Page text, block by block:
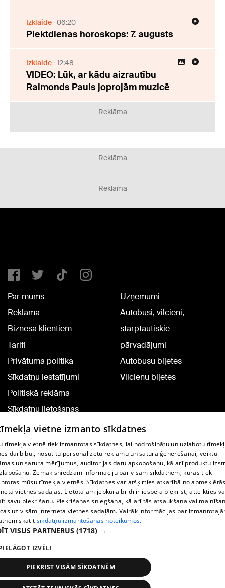
Izklaide 06:20
Piektdienas horoskops: 7. augusts
Izklaide 12:48
VIDEO: Lūk, ar kādu aizrautību
Raimonds Pauls joprojām muzicē
Reklāma
Reklāma
Reklāma
Par mums
Reklāma
Biznesa klientiem
Tarifi
Privātuma politika
Sīkdatņu iestatījumi
Politiskā reklāma
Sīkdatņu lietošanas
noteikumi
Komentāru pievienošana
Uzņēmumi
Autobusi, vilcieni,
starptautiskie
pārvadājumi
Autobusu biļetes
Vilcienu biļetes
TV programma
Līguma noteikumi
360 Ziņu kontakti
Helio Media
Portāla palīdzības dienests: e-pasts -
All rights reserved.
vietne izmanto sīkdatnes
tīmekļa vietnē tiek izmantotas sīkdatnes, lai nodrošinātu un uzlabotu
darbību., nosūtītu personalizētu reklāmu un satura ģenerēšanai, veiktu
un satura mērījumus, auditorijas datu apkopošanu, kā arī produktu
Zemāk sniedzam informāciju par visām sīkdatnēm, kuras tiek
mūsu tīmekļa vietnēs. Sīkdatnes var atšķirties atkarībā no
vietnes sadaļas. Lietotājam jebkurā brīdī ir iespēja piekrist, atteikties
savu piekrišanu. Piekrišanas sniegšana, kā arī tās atsaukšana vai
uz visām interneta vietnes sadaļām. Vairāk informācijas par
skatīt sīkdatņu izmantošanas noteikumos.
VISUS PARTNERUS (1718) →
IZVĒLI
PIEKRIST VISĀM SĪKDATNĒM